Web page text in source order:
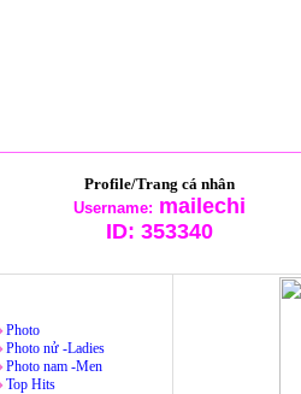
Profile/Trang cá nhân
Username: mailechi
ID: 353340
Photo
Photo nử -Ladies
Photo nam -Men
Top Hits